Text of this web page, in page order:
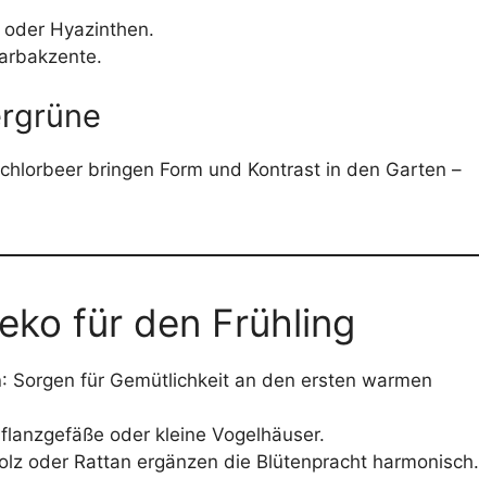
Hyazinthen.
bringen Form und Kontrast in den Garten –
für den Frühling
: Sorgen für Gemütlichkeit an den ersten warmen
oder kleine Vogelhäuser.
oder Rattan ergänzen die Blütenpracht harmonisch.